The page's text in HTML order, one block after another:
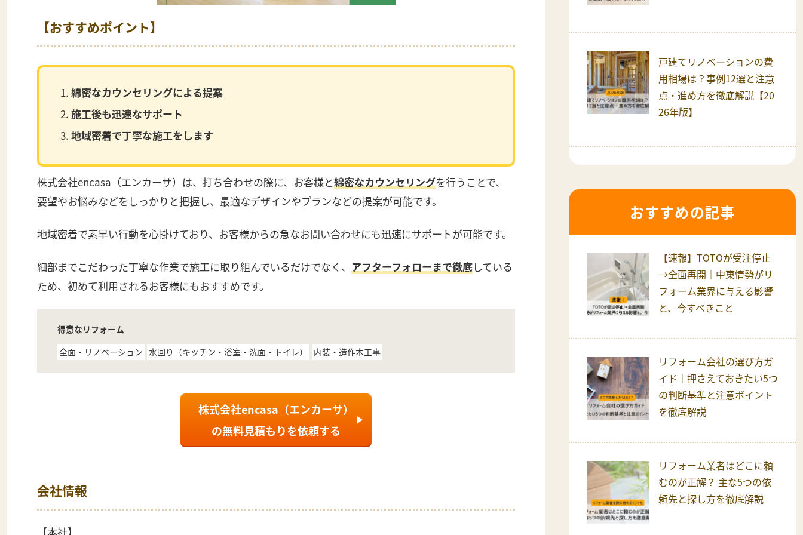
【おすすめポイント】
綿密なカウンセリングによる提案
施工後も迅速なサポート
地域密着で丁寧な施工をします
株式会社encasa（エンカーサ） は、打ち合わせの際に、お客様と綿密なカウンセリングを行うことで、
要望やお悩みなどをしっかりと把握し、最適なデザインやプランなどの提案が可能です。
地域密着で素早い行動を心掛けており、お客様からの急なお問い合わせにも迅速にサポートが可能です。
細部までこだわった丁寧な作業で施工に取り組んでいるだけでなく、 アフターフォローまで徹底している
ため、初めて利用されるお客様にもおすすめです。
得意なリフォーム
全面・リノベーション 水回り（キッチン・浴室・洗面・トイレ） 内装・造作木工事
株式会社encasa（エンカーサ）
の無料見積もりを依頼する
会社情報
【本社】
戸建てリノベーションの費
用相場は？事例12選と注意
点・進め方を徹底解説【20
26年版】
おすすめの記事
【速報】TOTOが受注停止
→全面再開｜中東情勢がリ
フォーム業界に与える影響
と、今すべきこと
リフォーム会社の選び方ガ
イド｜押さえておきたい5つ
の判断基準と注意ポイント
を徹底解説
リフォーム業者はどこに頼
むのが正解？ 主な5つの依
頼先と探し方を徹底解説